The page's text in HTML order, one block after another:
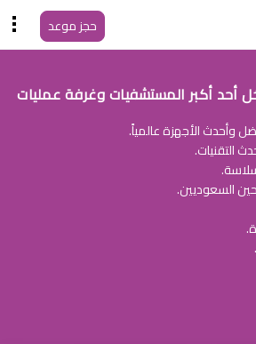
حجز موعد
أحد أكبر المستشفيات وغرفة عمليات
وأحدث الأجهزة عالمياً.
التقنيات.
السعوديين.